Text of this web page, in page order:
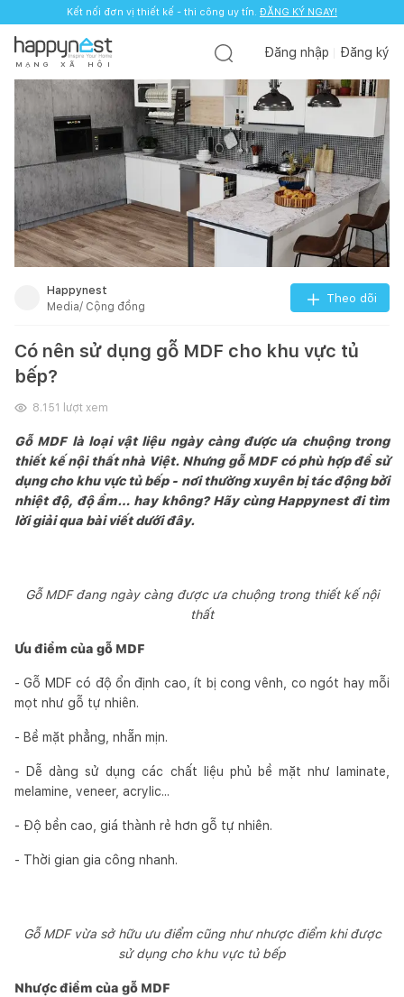
Kết nối đơn vị thiết kế - thi công uy tín. ĐĂNG KÝ NGAY!
M Ạ N G X Ã H Ộ I
Đăng nhập Đăng ký
Happynest
Media/ Cộng đồng
Theo dõi
Có nên sử dụng gỗ MDF cho khu vực tủ
bếp?
8.151 lượt xem
Gỗ MDF là loại vật liệu ngày càng được ưa chuộng trong
thiết kế nội thất nhà Việt. Nhưng gỗ MDF có phù hợp để sử
dụng cho khu vực tủ bếp - nơi thường xuyên bị tác động bởi
nhiệt độ, độ ẩm… hay không? Hãy cùng Happynest đi tìm
lời giải qua bài viết dưới đây.
Gỗ MDF đang ngày càng được ưa chuộng trong thiết kế nội
thất
Ưu điểm của gỗ MDF
- Gỗ MDF có độ ổn định cao, ít bị cong vênh, co ngót hay mỗi
mọt như gỗ tự nhiên.
- Bề mặt phẳng, nhẵn mịn.
- Dễ dàng sử dụng các chất liệu phủ bề mặt như laminate,
melamine, veneer, acrylic...
- Độ bền cao, giá thành rẻ hơn gỗ tự nhiên.
- Thời gian gia công nhanh.
Gỗ MDF vừa sở hữu ưu điểm cũng như nhược điểm khi được
sử dụng cho khu vực tủ bếp
Nhược điểm của gỗ MDF